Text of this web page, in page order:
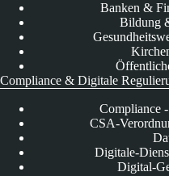
Banken &
Bildung
Compliance & Digitale
Compliance
CSA-
Digitale-
Digital-